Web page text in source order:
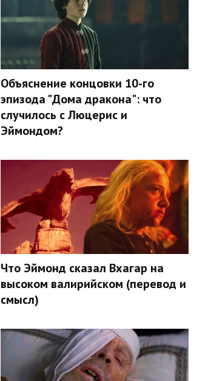
Объяснение концовки 10-го
эпизода "Дома дракона": что
случилось с Люцерис и
Эймондом?
Что Эймонд сказал Вхагар на
высоком валирийском (перевод и
смысл)